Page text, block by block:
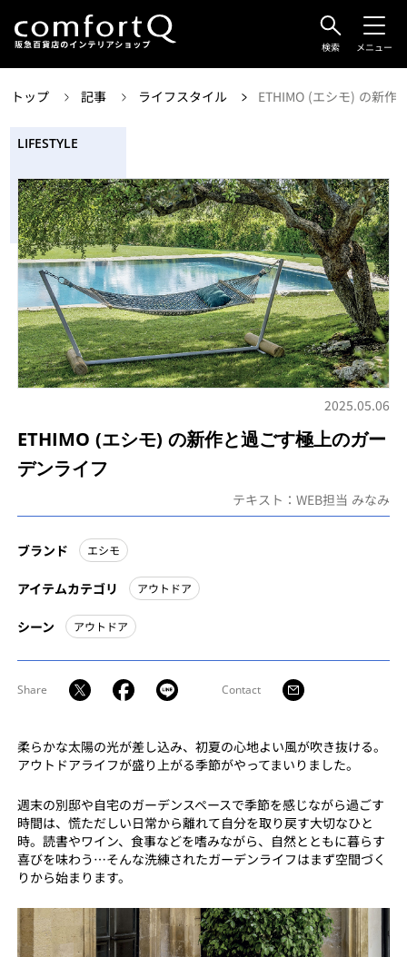
検索 メニュー
トップ 記事 ライフスタイル ETHIMO (エシモ) の新作
LIFESTYLE
2025.05.06
ETHIMO (エシモ) の新作と過ごす極上のガー
デンライフ
テキスト：WEB担当 みなみ
ブランド エシモ
アイテムカテゴリ アウトドア
シーン アウトドア
Share Contact
柔らかな太陽の光が差し込み、初夏の心地よい風が吹き抜ける。
アウトドアライフが盛り上がる季節がやってまいりました。
週末の別邸や自宅のガーデンスペースで季節を感じながら過ごす
時間は、慌ただしい日常から離れて自分を取り戻す大切なひと
時。読書やワイン、食事などを嗜みながら、自然とともに暮らす
喜びを味わう…そんな洗練されたガーデンライフはまず空間づく
りから始まります。